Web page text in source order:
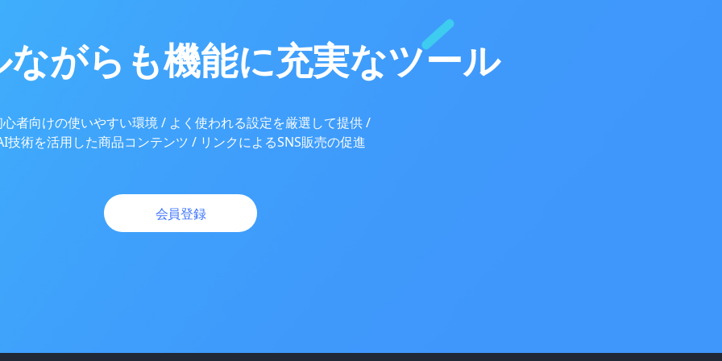
がらも機能に充実なツール
心者向けの使いやすい環境 / よく使われる設定を厳選して提供 /
技術を活用した商品コンテンツ /リンクによるSNS販売の促進
会員登録